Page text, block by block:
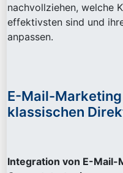
nachvollziehen, welche
effektivsten sind und
anpassen.
E-Mail-
klassischen
Integration von E-Mail-